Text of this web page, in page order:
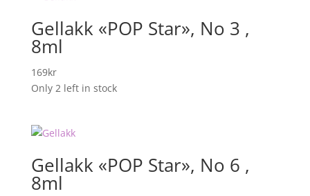
Gellakk «POP Star», No 3 ,
8ml
169kr
Only 2 left in stock
Gellakk «POP Star», No 6 ,
8ml